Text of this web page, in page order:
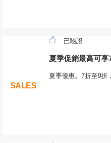
SALES
已驗證
夏季促銷最高可享
夏季優惠。7折至9折